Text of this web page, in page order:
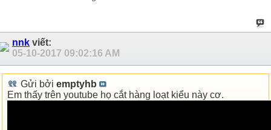
nnk viết:
05-10-2017 09:02:16 AM
Gửi bởi emptyhb
Em thấy trên youtube họ cắt hàng loạt kiểu này cơ.